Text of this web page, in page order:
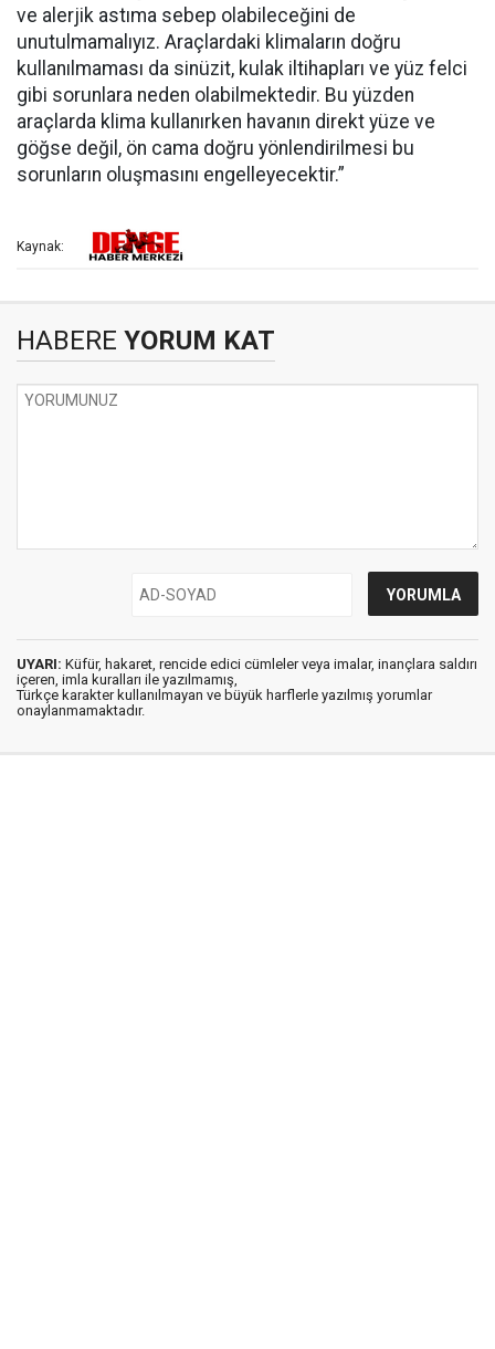
ve alerjik astıma sebep olabileceğini de
unutulmamalıyız. Araçlardaki klimaların doğru
kullanılmaması da sinüzit, kulak iltihapları ve yüz felci
gibi sorunlara neden olabilmektedir. Bu yüzden
araçlarda klima kullanırken havanın direkt yüze ve
göğse değil, ön cama doğru yönlendirilmesi bu
sorunların oluşmasını engelleyecektir.”
Kaynak:
HABERE YORUM KAT
UYARI: Küfür, hakaret, rencide edici cümleler veya imalar, inançlara saldırı
içeren, imla kuralları ile yazılmamış,
Türkçe karakter kullanılmayan ve büyük harflerle yazılmış yorumlar
onaylanmamaktadır.